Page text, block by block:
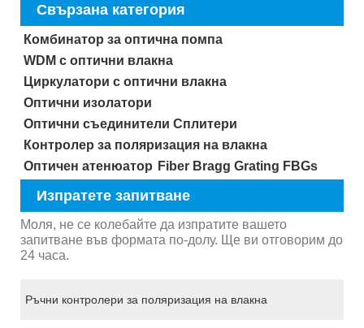
Свързана категория
Комбинатор за оптична помпа
WDM с оптични влакна
Циркулатори с оптични влакна
Оптични изолатори
Оптични съединители Сплитери
Контролер за поляризация на влакна
Оптичен атенюатор Fiber Bragg Grating FBGs
Изпратете запитване
Моля, не се колебайте да изпратите вашето
запитване във формата по-долу. Ще ви отговорим до
24 часа.